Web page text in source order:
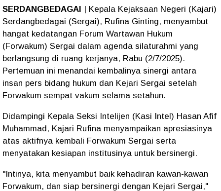
SERDANGBEDAGAI | Kepala Kejaksaan Negeri (Kajari)
Serdangbedagai (Sergai), Rufina Ginting, menyambut
hangat kedatangan Forum Wartawan Hukum
(Forwakum) Sergai dalam agenda silaturahmi yang
berlangsung di ruang kerjanya, Rabu (2/7/2025).
Pertemuan ini menandai kembalinya sinergi antara
insan pers bidang hukum dan Kejari Sergai setelah
Forwakum sempat vakum selama setahun.
Didampingi Kepala Seksi Intelijen (Kasi Intel) Hasan Afif
Muhammad, Kajari Rufina menyampaikan apresiasinya
atas aktifnya kembali Forwakum Sergai serta
menyatakan kesiapan institusinya untuk bersinergi.
"Intinya, kita menyambut baik kehadiran kawan-kawan
Forwakum, dan siap bersinergi dengan Kejari Sergai,"